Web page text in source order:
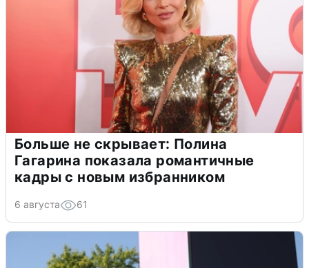
Больше не скрывает: Полина
Гагарина показала романтичные
кадры с новым избранником
6 августа 61